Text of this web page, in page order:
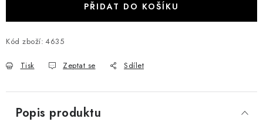
PŘIDAT DO KOŠÍKU
Kód zboží: 4635
Tisk Zeptat se Sdílet
Popis produktu